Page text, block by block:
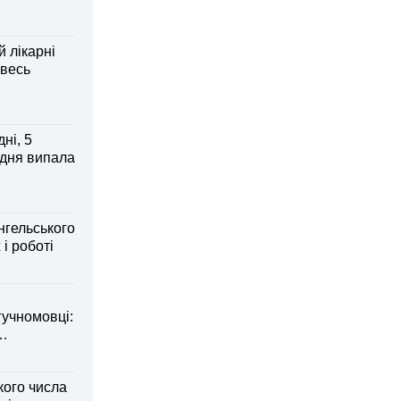
5
випала
роботі
числа